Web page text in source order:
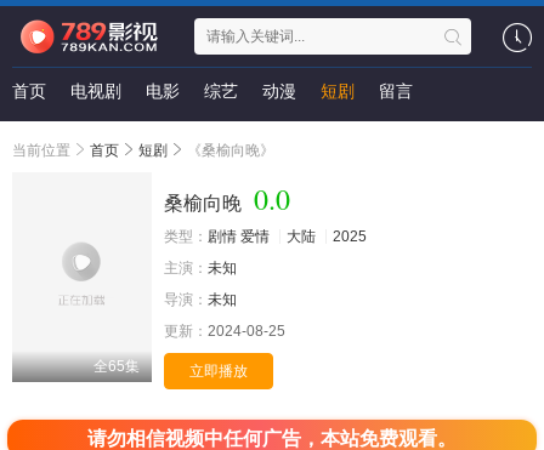
首页 电视剧 电影 综艺 动漫 短剧 留言
当前位置 首页 短剧 《桑榆向晚》
全65集
桑榆向晚 0.0
类型： 剧情 爱情 大陆
2025
主演： 未知
导演： 未知
更新： 2024-08-25
立即播放
请勿相信视频中任何广告，本站免费观看。